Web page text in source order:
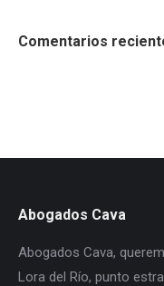
Comentarios
Abogados Cava
Abogados Cava,
Lora del Río, punto